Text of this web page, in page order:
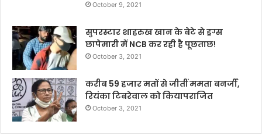
October 9, 2021
सुपरस्टार शाहरुख खान के बेटे से ड्रग्स
छापेमारी में NCB कर रही है पूछताछ!
October 3, 2021
करीब 59 हजार मतों से जीतीं ममता बनर्जी,
रियंका टिबरेवाल को कियापराजित
October 3, 2021